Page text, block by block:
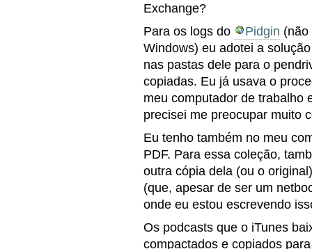
Exchange?
Para os logs do
Pidgin (não
Windows) eu adotei a
nas pastas dele para o
copiadas. Eu já usava o
meu computador de trabalho
precisei me preocupar muito
Eu tenho também no meu
PDF. Para essa coleção,
outra cópia dela (ou o
(que, apesar de ser um
onde eu estou escrevendo
Os podcasts que o iTunes
compactados e copiados